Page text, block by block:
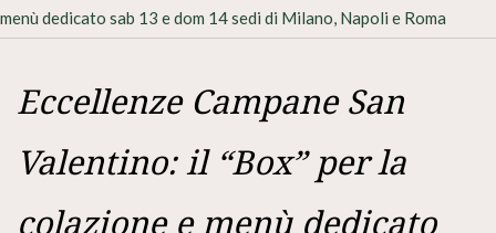
menù dedicato sab 13 e dom 14 sedi di Milano, Napoli e Roma
Eccellenze Campane San
Valentino: il “Box” per la
colazione e menù dedicato